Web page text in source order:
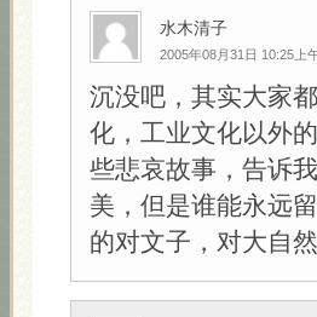
水木清子
2005年08月31日 10:25上
沉没吧，其实大家
化，工业文化以外
些悲哀故事，告诉
美，但是谁能永远
的对文子，对大自